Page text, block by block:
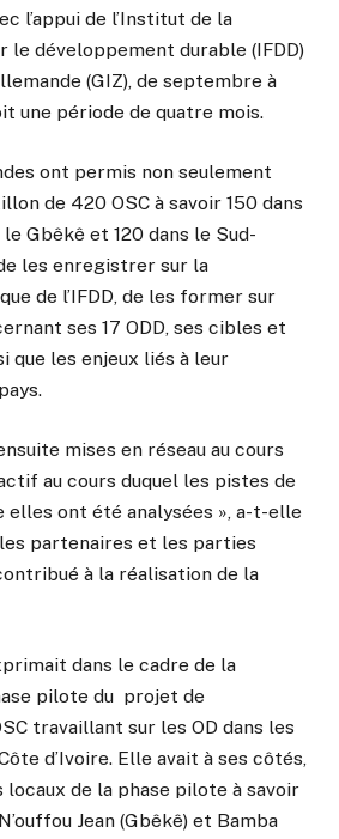
l’appui de l’Institut de la
le développement durable (IFDD)
(GIZ), de septembre à
une période de quatre mois.
ont permis non seulement
de 420 OSC à savoir 150 dans
Gbêkê et 120 dans le Sud-
les enregistrer sur la
de l’IFDD, de les former sur
ses 17 ODD, ses cibles et
que les enjeux liés à leur
mises en réseau au cours
au cours duquel les pistes de
ont été analysées », a-t-elle
partenaires et les parties
à la réalisation de la
dans le cadre de la
pilote du projet de
travaillant sur les OD dans les
d’Ivoire. Elle avait à ses côtés,
de la phase pilote à savoir
Jean (Gbêkê) et Bamba